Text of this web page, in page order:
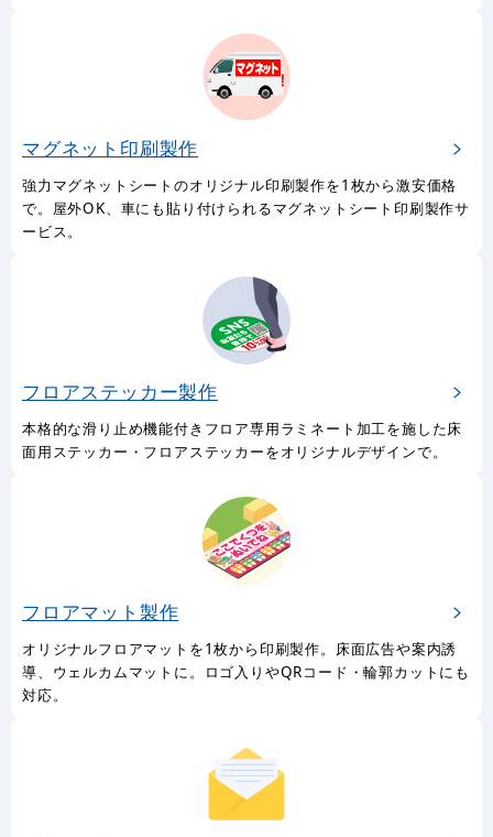
マグネット印刷製作
強力マグネットシートのオリジナル印刷製作を1枚から激安価格
で。屋外OK、車にも貼り付けられるマグネットシート印刷製作サ
ービス。
フロアステッカー製作
本格的な滑り止め機能付きフロア専用ラミネート加工を施した床
面用ステッカー・フロアステッカーをオリジナルデザインで。
フロアマット製作
オリジナルフロアマットを1枚から印刷製作。床面広告や案内誘
導、ウェルカムマットに。ロゴ入りやQRコード・輪郭カットにも
対応。